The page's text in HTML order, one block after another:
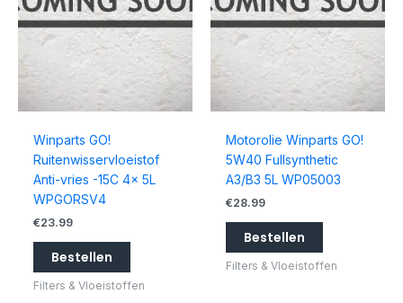
Winparts GO!
Ruitenwisservloeistof
Anti-vries -15C 4x 5L
WPGORSV4
€23.99
Bestellen
Filters & Vloeistoffen
Motorolie Winparts GO!
5W40 Fullsynthetic
A3/B3 5L WP05003
€28.99
Bestellen
Filters & Vloeistoffen